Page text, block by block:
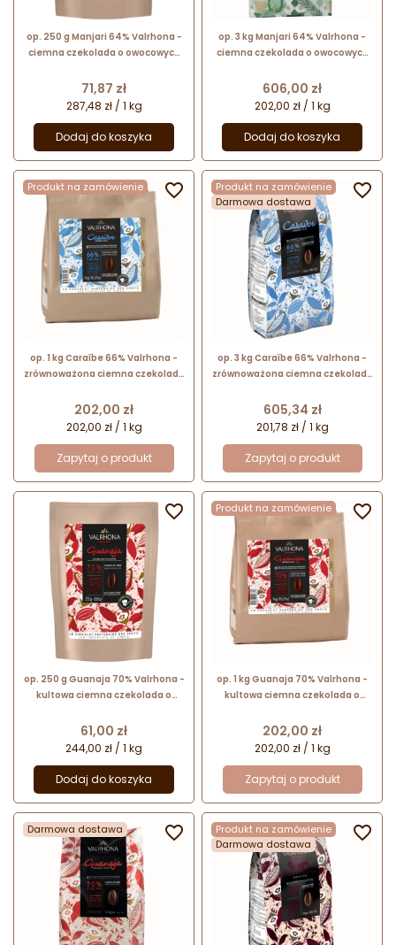
op. 250 g Manjari 64% Valrhona -
ciemna czekolada o owocowych
Madagaskaru - kuwertura w
kaletkach
Cena
71,87 zł
287,48 zł / 1 kg
Dodaj do koszyka
op. 3 kg Manjari 64% Valrhona -
ciemna czekolada o owocowych
Madagaskaru - kuwertura w
kaletkach
Cena
606,00 zł
202,00 zł / 1 kg
Dodaj do koszyka
Produkt na zamówienie
op. 1 kg Caraïbe 66% Valrhona -
zrównoważona ciemna czekolada
kuwertura w kaletkach
Cena
202,00 zł
202,00 zł / 1 kg
Zapytaj o produkt

Produkt na zamówienie
Darmowa dostawa
op. 3 kg Caraïbe 66% Valrhona -
zrównoważona ciemna czekolada
kuwertura w kaletkach
Cena
605,34 zł
201,78 zł / 1 kg
Zapytaj o produkt

op. 250 g Guanaja 70% Valrhona -
kultowa ciemna czekolada o
w kaletkach
Cena
61,00 zł
244,00 zł / 1 kg
Dodaj do koszyka
 Produkt na zamówienie
op. 1 kg Guanaja 70% Valrhona -
kultowa ciemna czekolada o
w kaletkach
Cena
202,00 zł
202,00 zł / 1 kg
Zapytaj o produkt

Darmowa dostawa 
Produkt na zamówienie
Darmowa dostawa
